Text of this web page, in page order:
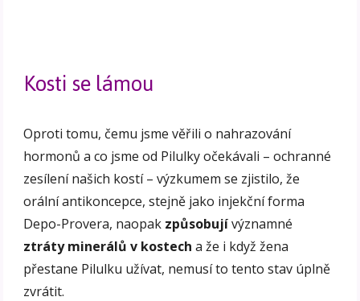
Kosti se lámou
Oproti tomu, čemu jsme věřili o nahrazování
hormonů a co jsme od Pilulky očekávali – ochranné
zesílení našich kostí – výzkumem se zjistilo, že
orální antikoncepce, stejně jako injekční forma
Depo-Provera, naopak způsobujívýznamné
ztráty minerálů v kostech a že i když žena
přestane Pilulku užívat, nemusí to tento stav úplně
zvrátit.